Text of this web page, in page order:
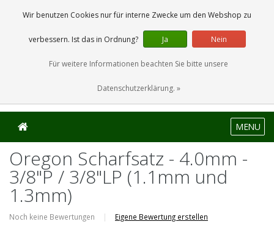
0 Artikel
MENU
Oregon Scharfsatz - 4.0mm -
3/8"P / 3/8"LP (1.1mm und
1.3mm)
Noch keine Bewertungen | Eigene Bewertung erstellen
Wir benutzen Cookies nur für interne Zwecke um den Webshop zu
verbessern. Ist das in Ordnung? Ja Nein
Für weitere Informationen beachten Sie bitte unsere
Datenschutzerklärung. »